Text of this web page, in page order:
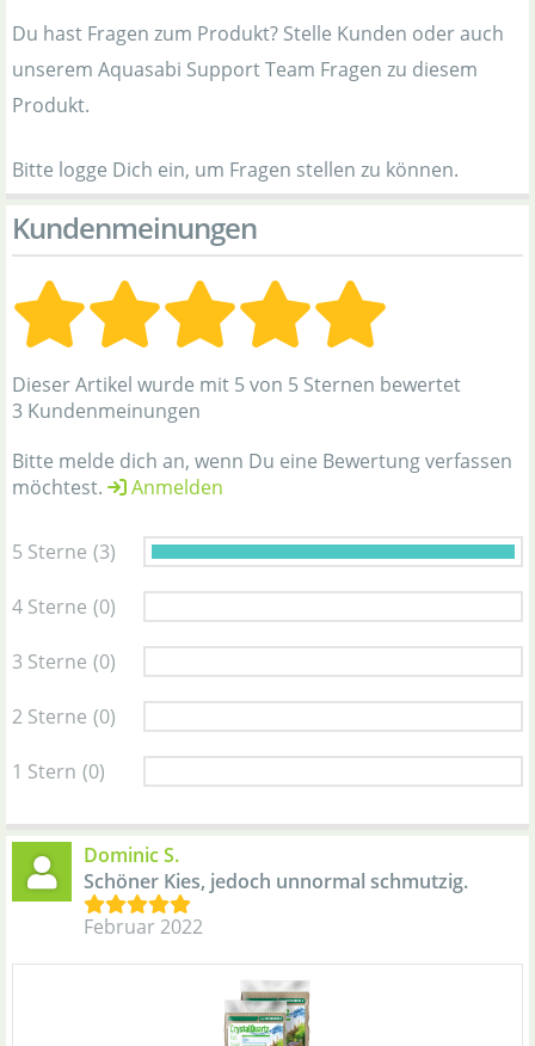
Du hast Fragen zum Produkt? Stelle Kunden oder auch
unserem Aquasabi Support Team Fragen zu diesem
Produkt.
Bitte logge Dich ein, um Fragen stellen zu können.
Kundenmeinungen
Dieser Artikel wurde mit 5 von 5 Sternen bewertet
3 Kundenmeinungen
Bitte melde dich an, wenn Du eine Bewertung verfassen
möchtest.
Anmelden
5 Sterne (3)
4 Sterne (0)
3 Sterne (0)
2 Sterne (0)
1 Stern (0)
Dominic S.
Schöner Kies, jedoch unnormal schmutzig.
Februar 2022